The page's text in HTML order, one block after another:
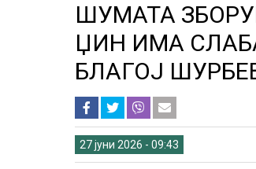
ШУМАТА
ЏИН ИМА
БЛАГОЈ
27 јуни 2026 - 09:43